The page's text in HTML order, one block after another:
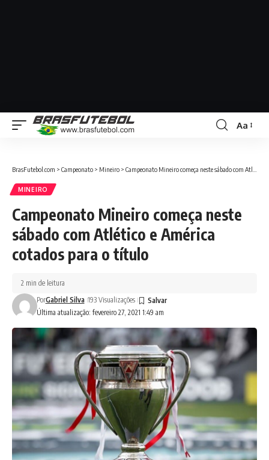
Aa
BrasFutebol.com > Campeonato > Mineiro > Campeonato Mineiro começa neste sábado com Atlético e América cotados para o título
MINEIRO
Campeonato Mineiro começa neste
sábado com Atlético e América
cotados para o título
Última atualização: fevereiro 27, 2021 1:49 am
PorGabriel Silva 193 Visualizações
2 min de leitura